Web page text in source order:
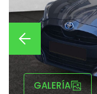
GALERÍA